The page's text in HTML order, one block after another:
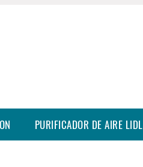
PURIFICADOR DE AIRE LIDL